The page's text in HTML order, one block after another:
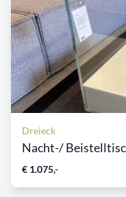
Dreieck
Nacht-/
€ 1.075,-